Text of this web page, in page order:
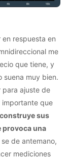
respuesta en
me
que tiene, y
suena muy bien.
para ajuste de
importante que
sus
provoca una
se de antemano,
mediciones